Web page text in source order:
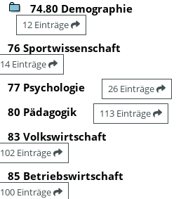
74.80 Demographie
12 Einträge
76 Sportwissenschaft
14 Einträge
77 Psychologie 26 Einträge
80 Pädagogik 113 Einträge
83 Volkswirtschaft
102 Einträge
85 Betriebswirtschaft
100 Einträge